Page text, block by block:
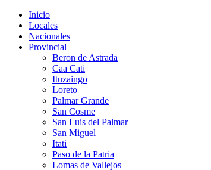
Inicio
Locales
Nacionales
Provincial
Beron de Astrada
Caa Cati
Ituzaingo
Loreto
Palmar Grande
San Cosme
San Luis del Palmar
San Miguel
Itati
Paso de la Patria
Lomas de Vallejos